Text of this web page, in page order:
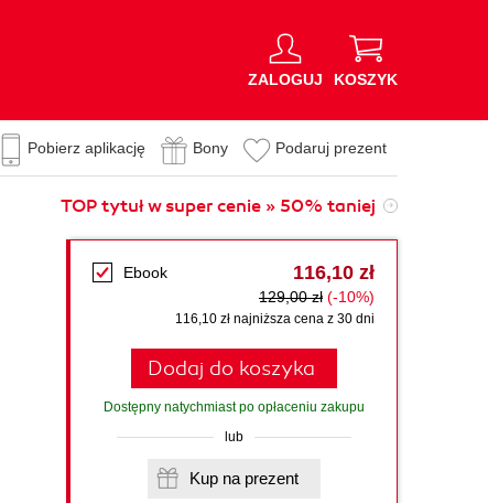
ZALOGUJ KOSZYK
Pobierz aplikację Bony Podaruj prezent
TOP tytuł w super cenie » 50% taniej
Ebook 116,10 zł
129,00 zł (-10%)
116,10 zł najniższa cena z 30 dni
Dodaj do koszyka
Dostępny natychmiast po opłaceniu zakupu
lub
Kup na prezent